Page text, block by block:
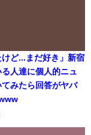
けど...まだ好き」新宿
人達に個人的ニュ
てみたら回答がヤバ